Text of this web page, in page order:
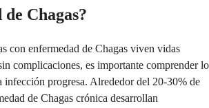
Chagas?
con enfermedad de Chagas viven vidas
complicaciones, es importante comprender lo
infección progresa. Alrededor del 20-30% de
de Chagas crónica desarrollan